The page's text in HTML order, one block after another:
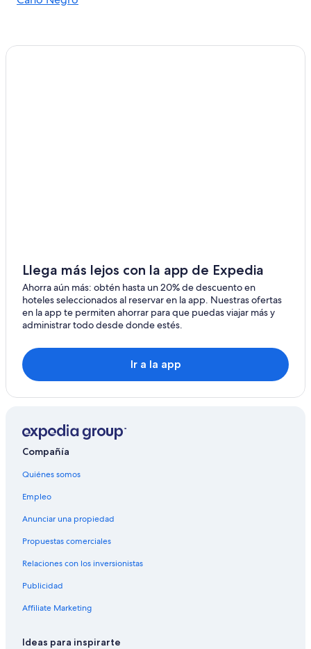
Llega más lejos con la app de Expedia
Ahorra aún más: obtén hasta un 20% de descuento en
hoteles seleccionados al reservar en la app. Nuestras ofertas
en la app te permiten ahorrar para que puedas viajar más y
administrar todo desde donde estés.
Ir a la app
Compañía
Quiénes somos
Empleo
Anunciar una propiedad
Propuestas comerciales
Relaciones con los inversionistas
Publicidad
Affiliate Marketing
Ideas para inspirarte